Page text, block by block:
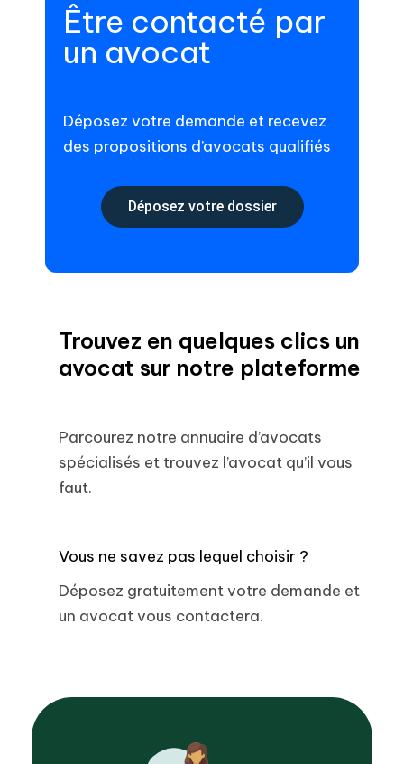
Être contacté par
un avocat
Déposez votre demande et recevez
des propositions d’avocats qualifiés
Déposez votre dossier
Trouvez en quelques clics un
avocat sur notre plateforme
Parcourez notre annuaire d’avocats
spécialisés et trouvez l’avocat qu’il vous
faut.
Vous ne savez pas lequel choisir ?
Déposez gratuitement votre demande et
un avocat vous contactera.